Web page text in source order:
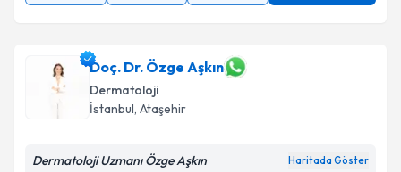
Doç. Dr. Özge Aşkın
Dermatoloji
İstanbul, Ataşehir
Dermatoloji Uzmanı Özge Aşkın Haritada Göster